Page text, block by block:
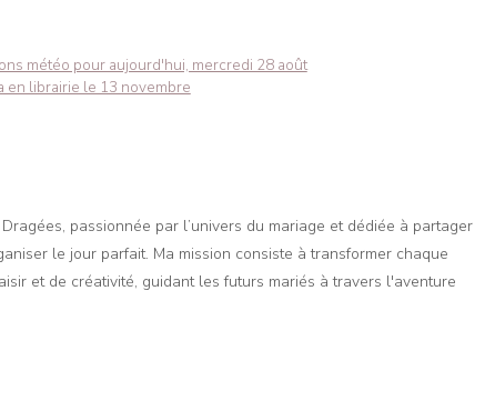
météo pour aujourd'hui, mercredi 28 août
en librairie le 13 novembre
passionnée par l’univers du mariage et dédiée à partager
le jour parfait. Ma mission consiste à transformer chaque
et de créativité, guidant les futurs mariés à travers l'aventure